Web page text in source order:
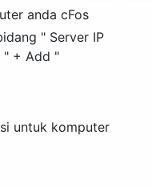
anda cFos
" Server IP
" + Add "
untuk komputer